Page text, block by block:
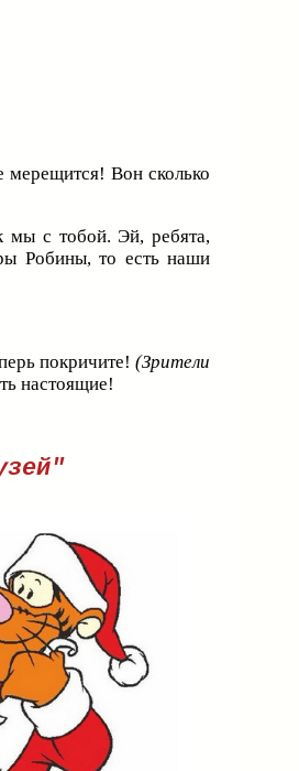
мерещится! Вон сколько
мы с тобой. Эй, ребята,
Робины, то есть наши
покричите! (Зрители
настоящие!